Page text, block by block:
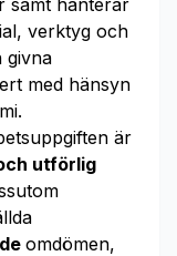
samt hanterar
verktyg och
givna
med hänsyn
är
utförlig
omdömen,